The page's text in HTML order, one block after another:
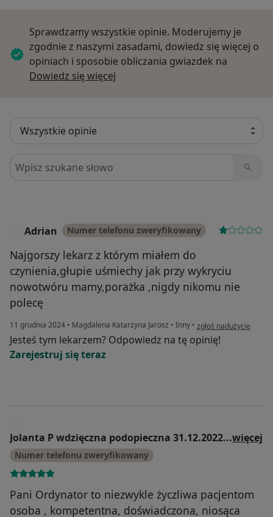
Sprawdzamy wszystkie opinie. Moderujemy je
zgodnie z naszymi zasadami, dowiedz się więcej o
opiniach i sposobie obliczania gwiazdek na
Dowiedz się więcej
Szukaj w opiniach
Adrian Numer telefonu zweryfikowany
Najgorszy lekarz z którym miałem do
czynienia,głupie uśmiechy jak przy wykryciu
nowotwóru mamy,porażka ,nigdy nikomu nie
polecę
11 grudnia 2024 • Magdalena Katarzyna Jarosz • Inny • w opinii użytkownika
zgłoś nadużycie
Jesteś tym lekarzem? Odpowiedz na tę opinię!
Zarejestruj się teraz
Jolanta P wdzięczna podopieczna 31.12.2022...więcej
Numer telefonu zweryfikowany
Pani Ordynator to niezwykle życzliwa pacjentom
osoba , kompetentna, doświadczona, niosąca